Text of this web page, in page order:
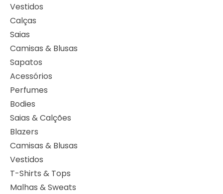
Vestidos
Calças
Saias
Camisas & Blusas
Sapatos
Acessórios
Perfumes
Bodies
Saias & Calções
Blazers
Camisas & Blusas
Vestidos
T-Shirts & Tops
Malhas & Sweats